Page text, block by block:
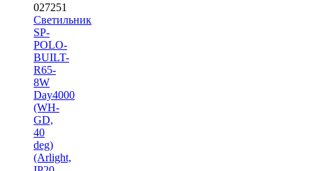
027251
Светильник
SP-
POLO-
BUILT-
R65-
8W
Day4000
(WH-
GD,
40
deg)
(Arlight,